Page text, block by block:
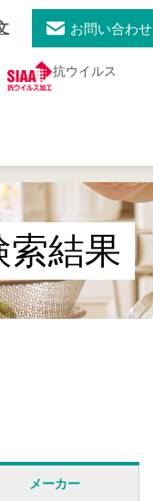
お問い合わせ
抗ウイルス
索結果
メーカー